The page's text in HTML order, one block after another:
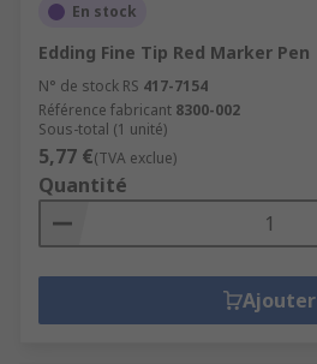
En stock
Edding Fine Tip Red Marker Pen
N° de stock RS 417-7154
Référence fabricant 8300-002
Sous-total (1 unité)
5,77 €(TVA exclue)
Quantité
Ajouter